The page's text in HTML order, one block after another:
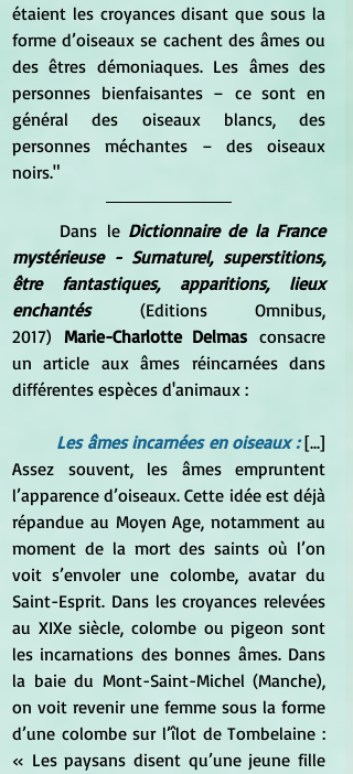
étaient les croyances disant que sous la
forme d’oiseaux se cachent des âmes ou
des êtres démoniaques. Les âmes des
personnes bienfaisantes – ce sont en
général des oiseaux blancs, des
personnes méchantes – des oiseaux
noirs."
	Dans le
Dictionnaire de la France
mystérieuse - Surnaturel, superstitions,
être fantastiques, apparitions, lieux
enchantés (Editions Omnibus,
2017) Marie-Charlotte Delmas consacre
un article aux âmes réincarnées dans
différentes espèces d'animaux :
	Les âmes incarnées en oiseaux :
Assez souvent, les âmes empruntent
l’apparence d’oiseaux. Cette idée est déjà
répandue au Moyen Age, notamment au
moment de la mort des saints où l’on
voit s’envoler une colombe, avatar du
Saint-Esprit. Dans les croyances relevées
au XIXe siècle, colombe ou pigeon sont
les incarnations des bonnes âmes. Dans
la baie du Mont-Saint-Michel (Manche),
on voit revenir une femme sous la forme
d’une colombe sur l’îlot de Tombelaine :
« Les paysans disent qu’une jeune fille